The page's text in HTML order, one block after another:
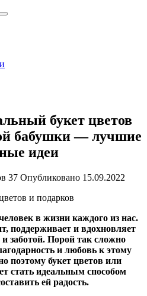
букет цветов
бабушки — лучшие
идеи
37 Опубликовано 15.09.2022
в жизни каждого из нас.
поддерживает и вдохновляет
заботой. Порой так сложно
и любовь к этому
поэтому букет цветов или
стать идеальным способом
ей радость.